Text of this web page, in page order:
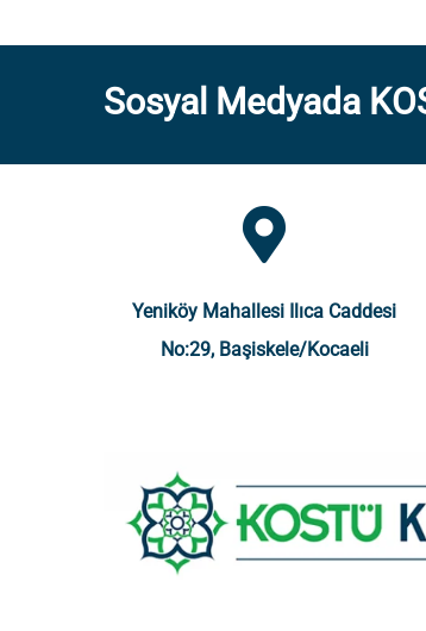
Sosyal Medyada
Yeniköy Mahallesi Ilıca Caddesi
No:29, Başiskele/Kocaeli